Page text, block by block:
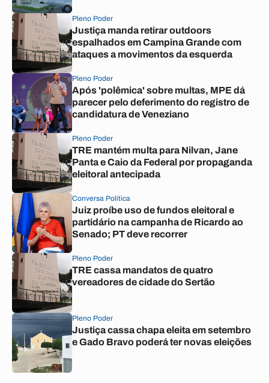
Pleno Poder
Justiça manda retirar outdoors
espalhados em Campina Grande com
ataques a movimentos da esquerda
Pleno Poder
Após 'polêmica' sobre multas, MPE dá
parecer pelo deferimento do registro de
candidatura de Veneziano
Pleno Poder
TRE mantém multa para Nilvan, Jane
Panta e Caio da Federal por propaganda
eleitoral antecipada
Conversa Política
Juiz proíbe uso de fundos eleitoral e
partidário na campanha de Ricardo ao
Senado; PT deve recorrer
Pleno Poder
TRE cassa mandatos de quatro
vereadores de cidade do Sertão
Pleno Poder
Justiça cassa chapa eleita em setembro
e Gado Bravo poderá ter novas eleições